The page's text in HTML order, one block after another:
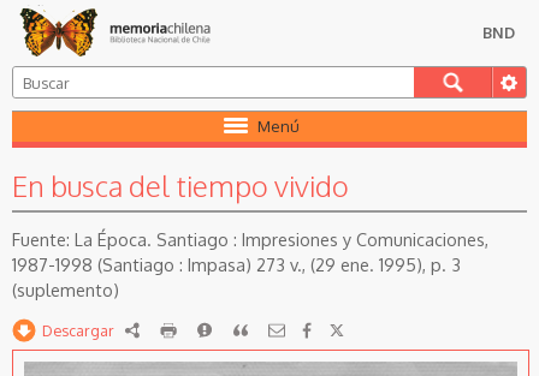
BND
Menú
En busca del tiempo vivido
La Época. Santiago : Impresiones y Comunicaciones,
1987-1998 (Santiago : Impasa) 273 v., (29 ene. 1995), p. 3
(suplemento)
Descargar RDF imprimirReportarCitar